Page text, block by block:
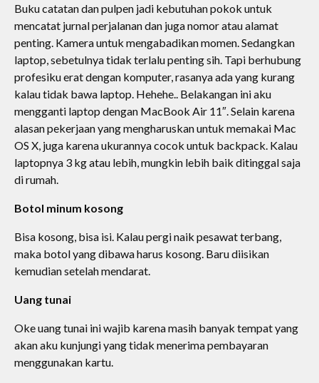
Buku catatan dan pulpen jadi kebutuhan pokok untuk
mencatat jurnal perjalanan dan juga nomor atau alamat
penting. Kamera untuk mengabadikan momen. Sedangkan
laptop, sebetulnya tidak terlalu penting sih. Tapi berhubung
profesiku erat dengan komputer, rasanya ada yang kurang
kalau tidak bawa laptop. Hehehe.. Belakangan ini aku
mengganti laptop dengan MacBook Air 11″. Selain karena
alasan pekerjaan yang mengharuskan untuk memakai Mac
OS X, juga karena ukurannya cocok untuk backpack. Kalau
laptopnya 3 kg atau lebih, mungkin lebih baik ditinggal saja
di rumah.
Botol minum kosong
Bisa kosong, bisa isi. Kalau pergi naik pesawat terbang,
maka botol yang dibawa harus kosong. Baru diisikan
kemudian setelah mendarat.
Uang tunai
Oke uang tunai ini wajib karena masih banyak tempat yang
akan aku kunjungi yang tidak menerima pembayaran
menggunakan kartu.